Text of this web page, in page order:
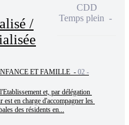
/
ET FAMILLE - 02 -
et, par délégation
est en charge d'accompagner les
des résidents en...
CDD
Temps plein